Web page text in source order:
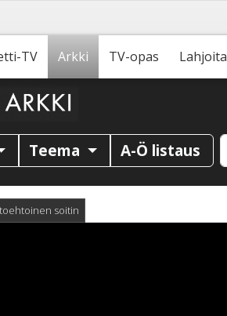
TV Arkki TV-opas Lahjoita
Teema A-Ö listaus
soitin